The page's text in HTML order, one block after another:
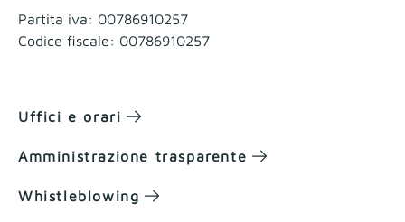
Partita iva: 00786910257
Codice fiscale: 00786910257
Uffici e orari
Amministrazione trasparente
Whistleblowing